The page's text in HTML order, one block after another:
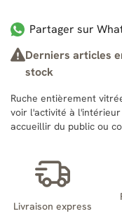
Partager sur
Derniers articles
stock
Ruche entièrement
voir l'activité à
accueillir du public ou
Livraison express